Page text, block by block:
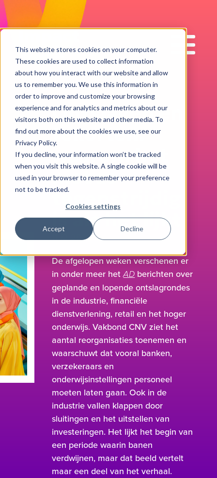
This website stores cookies on your computer.
These cookies are used to collect information
about how you interact with our website and allow
us to remember you. We use this information in
order to improve and customize your browsing
experience and for analytics and metrics about our
visitors both on this website and other media. To
find out more about the cookies we use, see our
Privacy Policy.
If you decline, your information won’t be tracked
when you visit this website. A single cookie will be
used in your browser to remember your preference
not to be tracked.
Cookies settings
Accept Decline
Impact
Work
Ontslagen en
tekorten:
waarom het
niet zo
tegenstrijdig
is als het lijkt
11-12-2025
De afgelopen weken verschenen er
in onder meer hetAD berichten over
geplande en lopende ontslagrondes
in de industrie, financiële
dienstverlening, retail en het hoger
onderwijs. Vakbond CNV ziet het
aantal reorganisaties toenemen en
waarschuwt dat vooral banken,
verzekeraars en
onderwijsinstellingen personeel
moeten laten gaan. Ook in de
industrie vallen klappen door
sluitingen en het uitstellen van
investeringen. Het lijkt het begin van
een periode waarin banen
verdwijnen, maar dat beeld vertelt
maar een deel van het verhaal.